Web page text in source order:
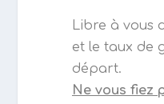
Libre à vous
et le taux de
départ.
Ne vous fiez